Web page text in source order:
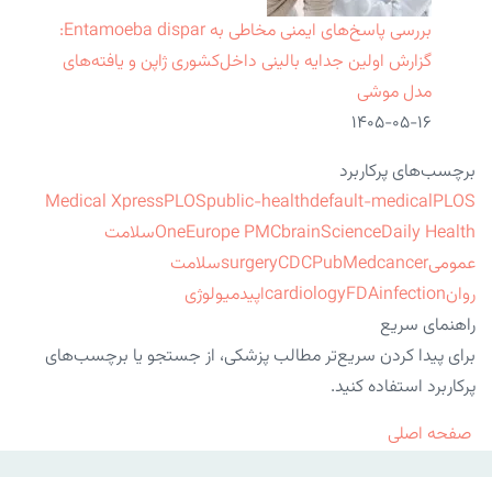
بررسی پاسخ‌های ایمنی مخاطی به Entamoeba dispar:
گزارش اولین جدایه بالینی داخل‌کشوری ژاپن و یافته‌های
مدل موشی
۱۴۰۵-۰۵-۱۶
برچسب‌های پرکاربرد
Medical XpressPLOSpublic-healthdefault-medicalPLOS
OneEurope PMCbrainScienceDaily Health
سلامت
عمومی
surgeryCDCPubMedcancer
سلامت
روان
cardiologyFDAinfection
اپیدمیولوژی
راهنمای سریع
برای پیدا کردن سریع‌تر مطالب پزشکی، از جستجو یا برچسب‌های
پرکاربرد استفاده کنید.
صفحه اصلی